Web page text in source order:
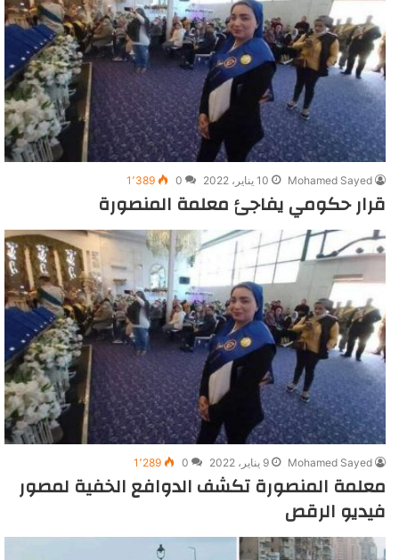
Mohamed Sayed 10 يناير، 2022 0 1٬389
قرار حكومي يفاجئ معلمة المنصورة
Mohamed Sayed 9 يناير، 2022 0 1٬289
معلمة المنصورة تكشف الدوافع الخفية لمصور
فيديو الرقص